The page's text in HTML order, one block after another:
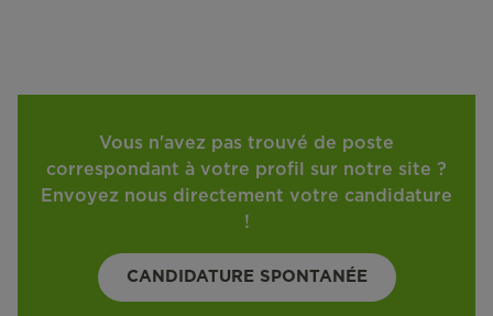
Vous n'avez pas trouvé de poste
correspondant à votre profil sur notre site ?
Envoyez nous directement votre candidature
!
CANDIDATURE SPONTANÉE